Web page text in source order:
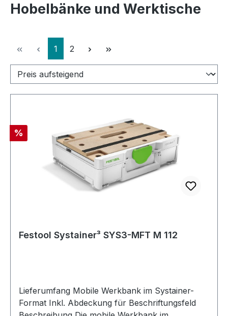
Hobelbänke und Werktische
Seite
1 Seite
2
Rabatt
%
Festool Systainer³ SYS3-MFT M 112
Lieferumfang Mobile Werkbank im Systainer-
Format Inkl. Abdeckung für Beschriftungsfeld